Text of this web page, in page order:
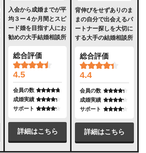
入会から成婚までが平
均３ー４か月間とスピ
ード婚を目指す人にお
勧めの大手結婚相談所
総合評価
4.5
会員の数
成婚実績
サポート
詳細はこちら
背伸びをせずありのま
まの自分で出会えるパ
ートナー探しを大切に
する大手の結婚相談所
総合評価
4.4
会員の数
成婚実績
サポート
詳細はこちら